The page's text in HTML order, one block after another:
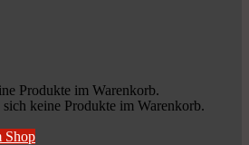
Produkte im Warenkorb.
sich keine Produkte im Warenkorb.
Shop